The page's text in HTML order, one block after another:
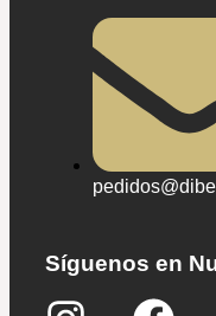
Síguenos en